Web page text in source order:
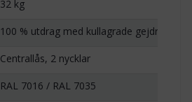
32 kg
100 % utdrag med kullagrade gejdrar
Centrallås, 2 nycklar
RAL 7016 / RAL 7035